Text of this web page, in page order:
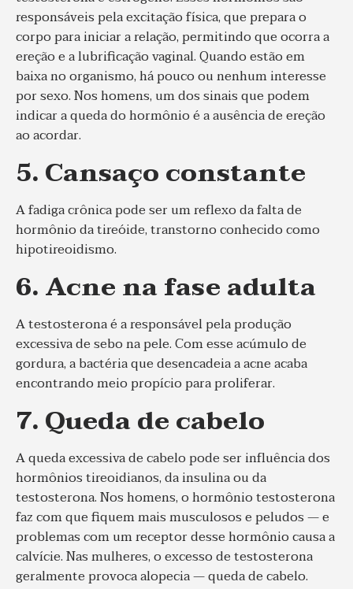
responsáveis pela excitação física, que prepara o
corpo para iniciar a relação, permitindo que ocorra a
ereção e a lubrificação vaginal. Quando estão em
baixa no organismo, há pouco ou nenhum interesse
por sexo. Nos homens, um dos sinais que podem
indicar a queda do hormônio é a ausência de ereção
ao acordar.
5. Cansaço constante
A fadiga crônica pode ser um reflexo da falta de
hormônio da tireóide, transtorno conhecido como
hipotireoidismo.
6. Acne na fase adulta
A testosterona é a responsável pela produção
excessiva de sebo na pele. Com esse acúmulo de
gordura, a bactéria que desencadeia a acne acaba
encontrando meio propício para proliferar.
7. Queda de cabelo
A queda excessiva de cabelo pode ser influência dos
hormônios tireoidianos, da insulina ou da
testosterona. Nos homens, o hormônio testosterona
faz com que fiquem mais musculosos e peludos — e
problemas com um receptor desse hormônio causa a
calvície. Nas mulheres, o excesso de testosterona
geralmente provoca alopecia — queda de cabelo.